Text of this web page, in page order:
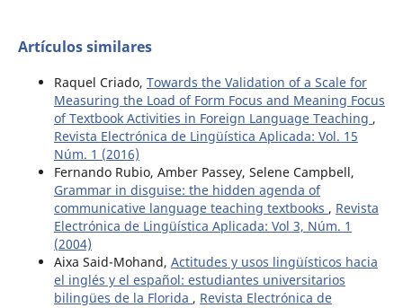
Artículos similares
Raquel Criado, Towards the Validation of a Scale for
Measuring the Load of Form Focus and Meaning Focus
of Textbook Activities in Foreign Language Teaching ,
Revista Electrónica de Lingüística Aplicada: Vol. 15
Núm. 1 (2016)
Fernando Rubio, Amber Passey, Selene Campbell,
Grammar in disguise: the hidden agenda of
communicative language teaching textbooks , Revista
Electrónica de Lingüística Aplicada: Vol 3, Núm. 1
(2004)
Aixa Said-Mohand, Actitudes y usos lingüísticos hacia
el inglés y el español: estudiantes universitarios
bilingües de la Florida , Revista Electrónica de